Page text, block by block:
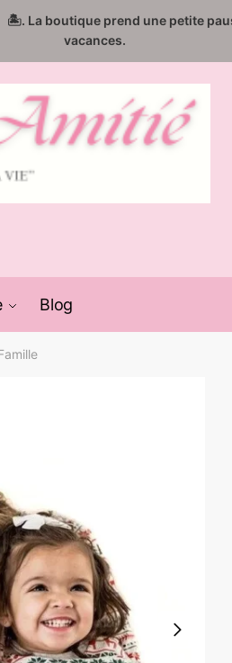
🏝️. La boutique prend une petite
vacances.
Blog